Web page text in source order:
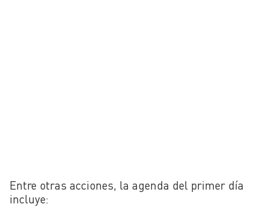
Entre otras acciones, la agenda del primer día
incluye: